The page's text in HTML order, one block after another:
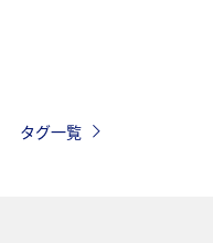
タグ一覧